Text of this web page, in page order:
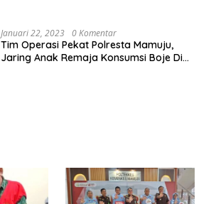
Januari 22, 2023 0 Komentar
Tim Operasi Pekat Polresta Mamuju,
Jaring Anak Remaja Konsumsi Boje Di